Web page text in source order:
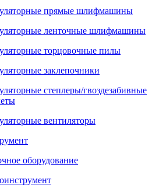
прямые шлифмашины
ленточные шлифмашины
торцовочные пилы
заклепочники
степлеры/гвоздезабивные
вентиляторы
оборудование